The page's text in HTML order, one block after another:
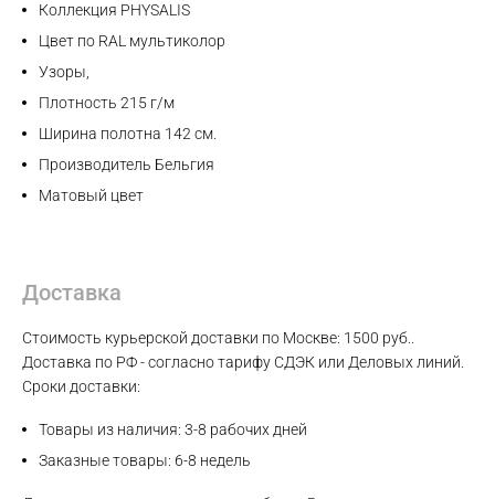
Коллекция PHYSALIS
Цвет по RAL мультиколор
Узоры,
Плотность 215 г/м
Ширина полотна 142 см.
Производитель Бельгия
Матовый цвет
Доставка
Стоимость курьерской доставки по Москве: 1500 руб..
Доставка по РФ - согласно тарифу СДЭК или Деловых линий.
Сроки доставки:
Товары из наличия: 3-8 рабочих дней
Заказные товары: 6-8 недель